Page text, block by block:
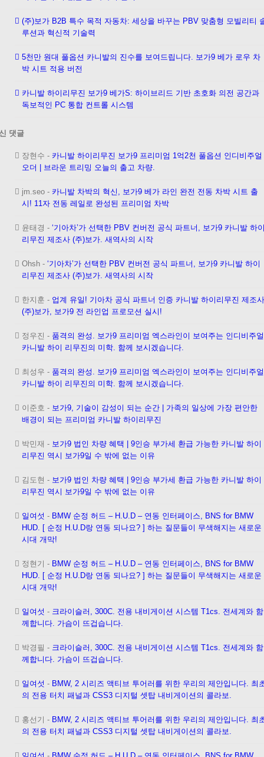
(주)보가 B2B 특수 목적 자동차: 세상을 바꾸는 PBV 맞춤형 모빌리티
루션과 혁신적 기술력
5천만 원대 풀옵션 카니발의 진수를 보여드립니다. 보가9 베가 로우 차
박 시트 적용 버전
카니발 하이리무진 보가9 베가S: 하이브리드 기반 초호화 의전 공간과
독보적인 PC 통합 컨트롤 시스템
댓글
장현수 - 카니발 하이리무진 보가9 프리미엄 1억2천 풀옵션 인디비주얼
오더 | 브라운 트리밍 오늘의 출고 차량.
jm.seo - 카니발 차박의 혁신, 보가9 베가 라인 완전 전동 차박 시트 출
시! 11자 전동 레일로 완성된 프리미엄 차박
윤태경 - ‘기아차’가 선택한 PBV 컨버전 공식 파트너, 보가9 카니발 하
리무진 제조사 (주)보가. 새역사의 시작
Ohsh - ‘기아차’가 선택한 PBV 컨버전 공식 파트너, 보가9 카니발 하이
리무진 제조사 (주)보가. 새역사의 시작
한지훈 - 업계 유일! 기아차 공식 파트너 인증 카니발 하이리무진 제조사
(주)보가, 보가9 전 라인업 프로모션 실시!
정우진 - 품격의 완성. 보가9 프리미엄 엑스라인이 보여주는 인디비주얼
카니발 하이 리무진의 미학. 함께 보시겠습니다.
최성우 - 품격의 완성. 보가9 프리미엄 엑스라인이 보여주는 인디비주얼
카니발 하이 리무진의 미학. 함께 보시겠습니다.
이준호 - 보가9, 기술이 감성이 되는 순간 | 가족의 일상에 가장 편안한
배경이 되는 프리미엄 카니발 하이리무진
박민재 - 보가9 법인 차량 혜택 | 9인승 부가세 환급 가능한 카니발 하이
리무진 역시 보가9일 수 밖에 없는 이유
김도현 - 보가9 법인 차량 혜택 | 9인승 부가세 환급 가능한 카니발 하이
리무진 역시 보가9일 수 밖에 없는 이유
일여섯 - BMW 순정 허드 – H.U.D – 연동 인터페이스, BNS for BMW
HUD. [ 순정 H.U.D랑 연동 되나요? ] 하는 질문들이 무색해지는 새로운
시대 개막!
정현기 - BMW 순정 허드 – H.U.D – 연동 인터페이스, BNS for BMW
HUD. [ 순정 H.U.D랑 연동 되나요? ] 하는 질문들이 무색해지는 새로운
시대 개막!
일여섯 - 크라이슬러, 300C. 전용 내비게이션 시스템 T1cs. 전세계와 함
께합니다. 가슴이 뜨겁습니다.
박경필 - 크라이슬러, 300C. 전용 내비게이션 시스템 T1cs. 전세계와 함
께합니다. 가슴이 뜨겁습니다.
일여섯 - BMW, 2 시리즈 액티브 투어러를 위한 우리의 제안입니다. 최
의 전용 터치 패널과 CSS3 디지털 셋탑 내비게이션의 콜라보.
홍선기 - BMW, 2 시리즈 액티브 투어러를 위한 우리의 제안입니다. 최
의 전용 터치 패널과 CSS3 디지털 셋탑 내비게이션의 콜라보.